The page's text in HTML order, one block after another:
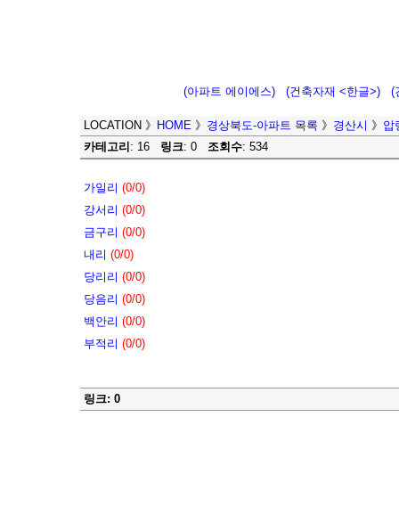
(아파트 에이에스) (건축자재 <한글>) (
LOCATION 》 HOME 》 경상북도-아파트 목록 》 경산시 》 압
카테고리 : 16 링크: 0 조회수: 534
가일리 (0/0)
강서리 (0/0)
금구리 (0/0)
내리 (0/0)
당리리 (0/0)
당음리 (0/0)
백안리 (0/0)
부적리 (0/0)
링크: 0